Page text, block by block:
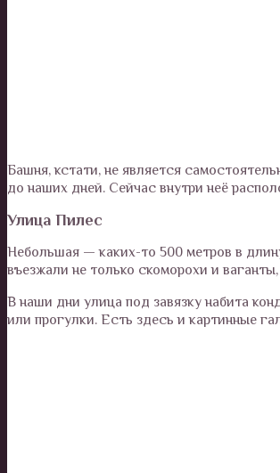
Башня, кстати, не является
до наших дней. Сейчас внутри неё
Улица Пилес
Небольшая — каких-то 500 метров в
въезжали не только скоморохи и
В наши дни улица под завязку набита
или прогулки. Есть здесь и картинные